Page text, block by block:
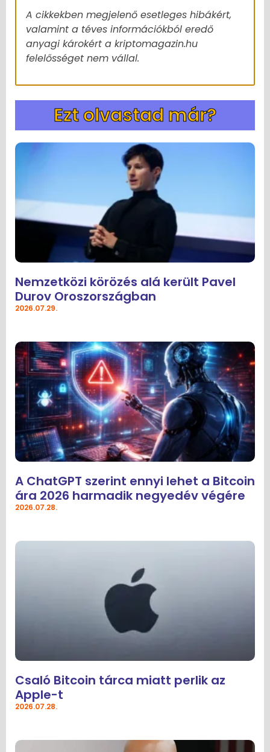
A cikkekben megjelenő esetleges hibákért,
valamint a téves információkból eredő
anyagi károkért a kriptomagazin.hu
felelősséget nem vállal.
Ezt olvastad már?
Nemzetközi körözés alá került Pavel
Durov Oroszországban
2026.07.29.
A ChatGPT szerint ennyi lehet a Bitcoin
ára 2026 harmadik negyedév végére
2026.07.28.
Csaló Bitcoin tárca miatt perlik az
Apple-t
2026.07.28.